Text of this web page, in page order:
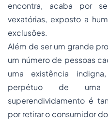
encontra, acaba por
vexatórias, exposto a
exclusões.
Além de ser um grande
um número de pessoas
uma existência
perpétuo de
superendividamento é
por retirar o consumidor